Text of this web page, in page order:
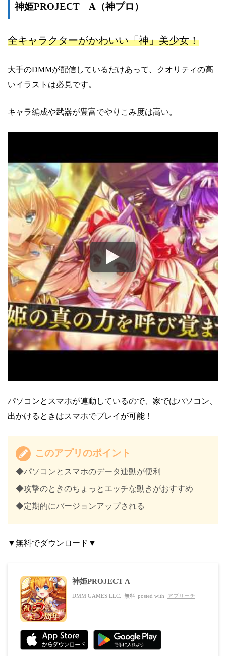
神姫PROJECT A（神プロ）
全キャラクターがかわいい「神」美少女！
大手のDMMが配信しているだけあって、クオリティの高
いイラストは必見です。
キャラ編成や武器が豊富でやりこみ度は高い。
パソコンとスマホが連動しているので、家ではパソコン、
出かけるときはスマホでプレイが可能！
このアプリのポイント
◆パソコンとスマホのデータ連動が便利
◆攻撃のときのちょっとエッチな動きがおすすめ
◆定期的にバージョンアップされる
▼無料でダウンロード▼
神姫PROJECT A
DMM GAMES LLC. 無料 posted with アプリーチ